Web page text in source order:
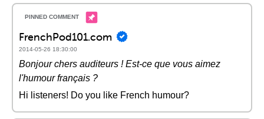
FrenchPod101.com
2014-05-26 18:30:00
Bonjour chers auditeurs ! Est-ce que vous aimez
l'humour français ?
Hi listeners! Do you like French humour?